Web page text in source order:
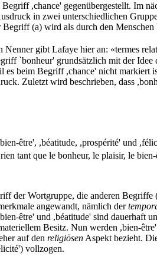
,chance' gegenübergestellt. Im
in zwei unterschiedlichen
(a) wird als durch den
gibt Lafaye hier an: «termes
`bonheur' grundsätzlich mit der
es beim Begriff ,chance' nicht
Zuletzt wird beschrieben, dass
être', ,béatitude, ,prospérité' und
tant que le bonheur, le plaisir, le
der Wortgruppe, die anderen
angewandt, nämlich der
être' und ,béatitude' sind
Besitz. Nun werden ,bien-
auf den religiösen Aspekt bezieht.
vollzogen.